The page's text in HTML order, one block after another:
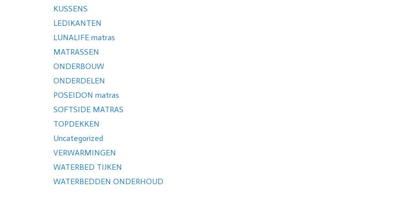
KUSSENS
LEDIKANTEN
LUNALIFE matras
MATRASSEN
ONDERBOUW
ONDERDELEN
POSEIDON matras
SOFTSIDE MATRAS
TOPDEKKEN
Uncategorized
VERWARMINGEN
WATERBED TIJKEN
WATERBEDDEN ONDERHOUD